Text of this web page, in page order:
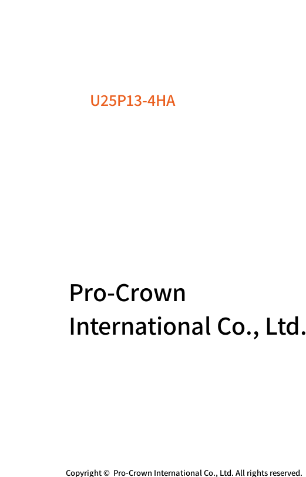
U25P13-4HA
Pro-Crown
International Co., Ltd.
Copyright © Pro-Crown International Co., Ltd. All rights reserved.